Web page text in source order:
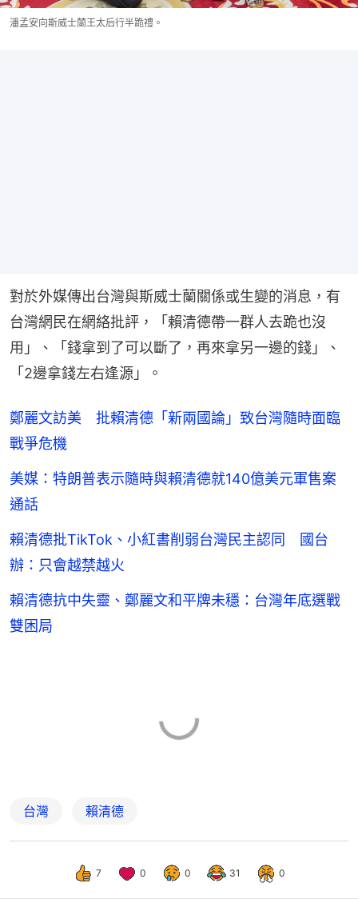
潘孟安向斯威士蘭王太后行半跪禮。
對於外媒傳出台灣與斯威士蘭關係或生變的消息，有
台灣網民在網絡批評，「賴清德帶一群人去跪也沒
用」、「錢拿到了可以斷了，再來拿另一邊的錢」、
「2邊拿錢左右逢源」。
鄭麗文訪美 批賴清德「新兩國論」致台灣隨時面臨
戰爭危機
美媒：特朗普表示隨時與賴清德就140億美元軍售案
通話
賴清德批TikTok、小紅書削弱台灣民主認同 國台
辦：只會越禁越火
賴清德抗中失靈、鄭麗文和平牌未穩：台灣年底選戰
雙困局
台灣 賴清德
7 0 0 31 0